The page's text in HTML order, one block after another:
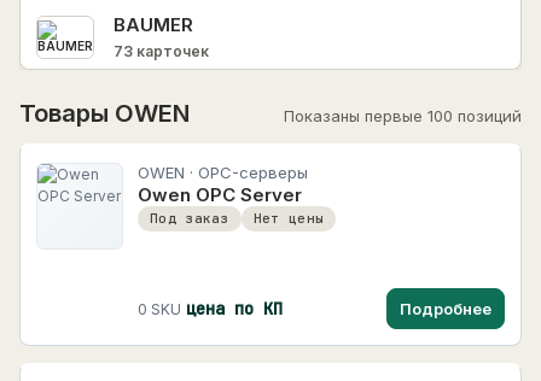
Блоки питания
Для ГВС, отопления, вентиляции и котельных 10
Для водоподготовки
Для пищевых производств
Для управления насосами
2
1
BAUMER
73 карточек
10690 карточек
HIMEL
HIMEL
118 карточек
HUYU
INNOCONT
Товары OWEN Показаны первые 100 позиций
OWEN · OPC-серверы
Owen OPC Server
Под заказ Нет цены
0 SKU цена по КП Подробнее